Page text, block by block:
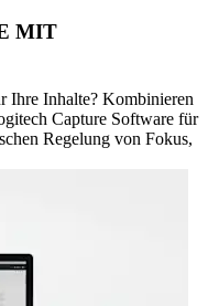
MIT
Ihre Inhalte? Kombinieren
Capture Software für
Regelung von Fokus,